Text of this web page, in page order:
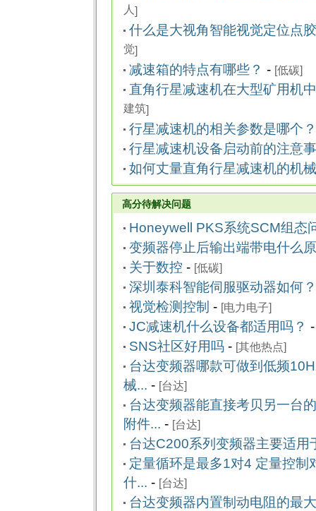
人]
什么是大视角智能视觉定位点
觉]
减速箱的特点有哪些？ - [低碳]
直角行星减速机在大型矿用机
建筑]
行星减速机的相关参数是哪个？
行星减速机设备启动前的注意
如何丈量直角行星减速机的机
高分待解决问题
Honeywell PKS系统SCM组态
变频器停止后输出端带电什么
关于数控 - [低碳]
深圳泰科智能伺服驱动器如何？
视觉检测控制 - [电力电子]
JC减速机什么设备都适用吗？
SNS社区好用吗- [其他热点]
台达变频器哪款可做到低频
械... - [台达]
台达变频器能直接考贝另一台
附件... - [台达]
台达C200系列变频器主要适用
定量循环是最多1对4 定量控制
什... - [台达]
台达变频器内置制动电阻的最